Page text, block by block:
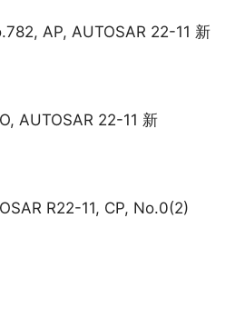
AP, AUTOSAR 22-11 新
AUTOSAR 22-11 新
R22-11, CP, No.0(2)